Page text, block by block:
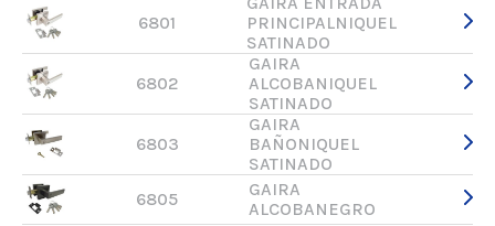
6801
PRINCIPALNIQUEL
SATINADO
6802
GAIRA
ALCOBANIQUEL
SATINADO
6803
GAIRA
BAÑONIQUEL
SATINADO
6805
GAIRA
ALCOBANEGRO